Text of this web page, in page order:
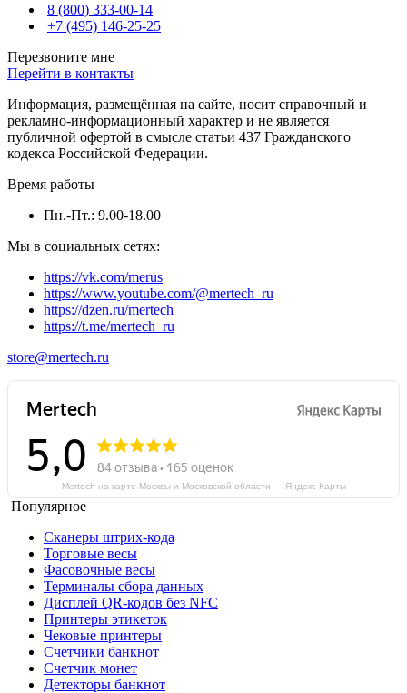
Оформить покупку
В интернет-магазине вы можете купить мобильный чековый
в наличии на складе и доступны для продажи. Широкая
дилерская сеть компании Mertech Equipment охватывает всю
Россию.
поставщика из вашего города. При заказе у дилеров
Заполните заявку на нашем сайте, чтобы получить выгодное
8 (800) 333-00-14
+7 (495) 146-25-25
Перезвоните мне
Перейти в контакты
Информация, размещённая на сайте, носит справочный и
рекламно-информационный характер и не является
публичной офертой в смысле статьи 437 Гражданского
кодекса Российской Федерации.
Время работы
Пн.-Пт.: 9.00-18.00
Мы в социальных сетях:
https://vk.com/merus
https://www.youtube.com/@mertech_ru
https://dzen.ru/mertech
https://t.me/mertech_ru
store@mertech.ru
Mertech на карте Москвы и Московской области — Яндекс Карты
Популярное
Сканеры штрих-кода
Торговые весы
Фасовочные весы
Терминалы сбора данных
Дисплей QR-кодов без NFC
Принтеры этикеток
Чековые принтеры
Счетчики банкнот
Счетчик монет
Детекторы банкнот